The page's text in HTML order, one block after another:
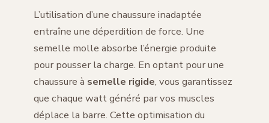
L’utilisation d’une chaussure inadaptée
entraîne une déperdition de force. Une
semelle molle absorbe l’énergie produite
pour pousser la charge. En optant pour une
chaussure à semelle rigide, vous garantissez
que chaque watt généré par vos muscles
déplace la barre. Cette optimisation du